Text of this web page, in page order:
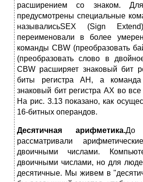
расширением со знаком.
предусмотрены специальные
называлисьSEX (Sign
переименовали в более
команды CBW (преобразовать
(преобразовать слово в
CBW расширяет знаковый бит
биты регистра АН, а
знаковый бит регистра АХ во
На рис. 3.13 показано, как
16-битных операндов.
Десятичная арифметика.До
рассматривали
двоичными числами.
двоичными числами, но для
десятичные. Мы живем в